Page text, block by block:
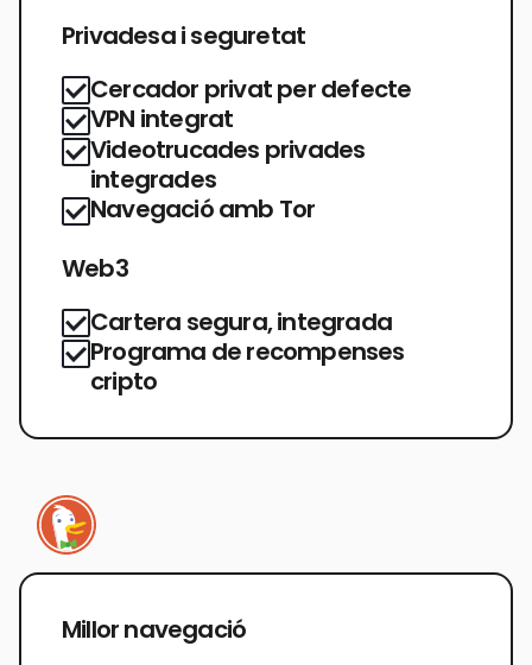
Privadesa i seguretat
Cercador privat per defecte
VPN integrat
Videotrucades privades
integrades
Navegació amb Tor
Web3
Cartera segura, integrada
Programa de recompenses
cripto
Millor navegació